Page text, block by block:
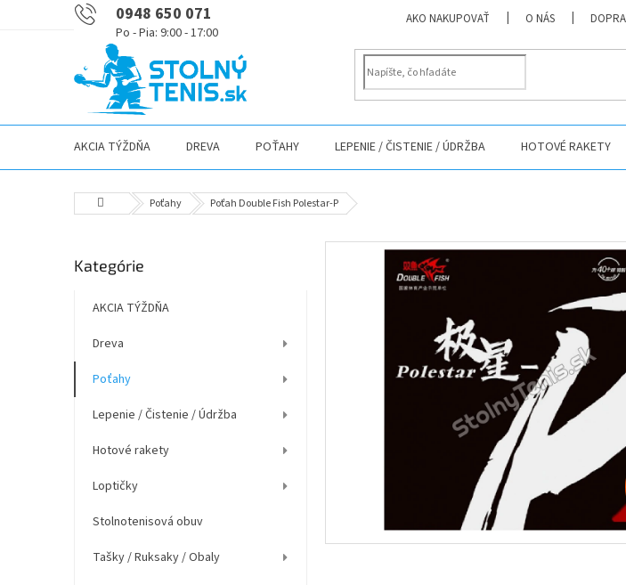
0948 650 071 AKO NAKUPOVAŤ O NÁS
AKCIA TÝŽDŇA DREVA POŤAHY LEPENIE / ČISTENIE / ÚDRŽBA HOTOVÉ RAKETY
DomovPoťahy Poťah Double Fish Polestar-P
o
a
Preskočiť
Kategórie
AKCIA TÝŽDŇA
Dreva
Poťahy
Lepenie / Čistenie / Údržba
Hotové rakety
Loptičky
Stolnotenisová obuv
Tašky / Ruksaky / Obaly